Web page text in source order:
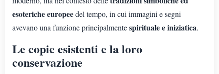
esoteriche europeedel tempo, in cui immagini e segni
avevano una funzione principalmentespirituale e iniziatica.
Le copie esistenti e la loro
conservazione